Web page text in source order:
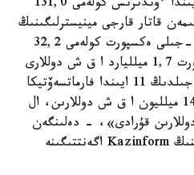
بولدى. 2023 -جىلدىڭ 11 ايىندا ءوندىرىس كولەمى 131,0
قاتار قارجى مينيسترلىگىنىڭ
دەرەكتەرىنە قاراعاندا، 2022 -جىلى ەكسپورت كولەمى 32,2
ميلليون ا ق ش دوللارى، يمپورت 1,7 ميلليارد ا ق ش دوللارى
شاماسىندا بولدى. ال 2023 -جىلدىڭ 11 ايىندا فارماتسەۆتيكا
ونەركاسىبىنىڭ ەكسپورتى 14,4 ميلليون ا ق ش دوللارىن، ال
ق ش دوللارىن قۇرادى»، - دەلىنگەن
دەنساۋلىق ساقتاۋ مينيسترلىگىنىڭ Kazinform اگەنتتىگىنە